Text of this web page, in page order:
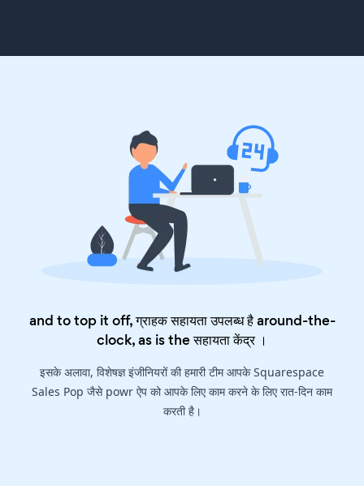
and to top it off, ग्राहक सहायता उपलब्ध है around-the-
clock, as is theसहायता केंद्र।
इसके अलावा, विशेषज्ञ इंजीनियरों की हमारी टीम आपके Squarespace
Sales Pop जैसे powr ऐप को आपके लिए काम करने के लिए रात-दिन काम
करती है।